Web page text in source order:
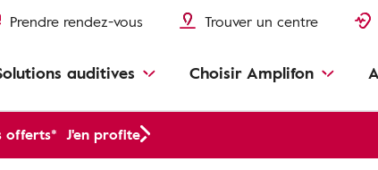
Prendre rendez-vous Trouver un centre
auditives Choisir Amplifon
offerts* J'en profite